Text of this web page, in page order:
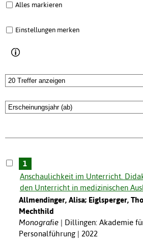
Alles markieren
Einstellungen merken
1
Anschaulichkeit im Unterricht.
den Unterricht in medizinischen
Allmendinger, Alisa; Eiglsperger,
Mechthild
Monografie
Dillingen: Akademie
Personalführung | 2022